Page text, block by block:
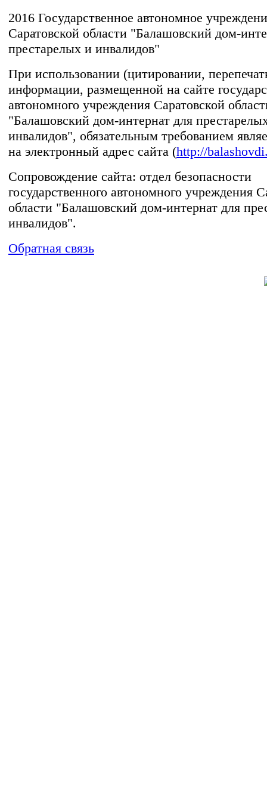
2016 Государственное автономное
Саратовской области "Балашовский дом-
престарелых и инвалидов"
При использовании (цитировании,
информации, размещенной на сайте
автономного учреждения Саратовской
"Балашовский дом-интернат для
инвалидов", обязательным требованием
на электронный адрес сайта (http://
Сопровождение сайта: отдел безопасности
государственного автономного учреждения
области "Балашовский дом-интернат для
инвалидов".
Обратная связь